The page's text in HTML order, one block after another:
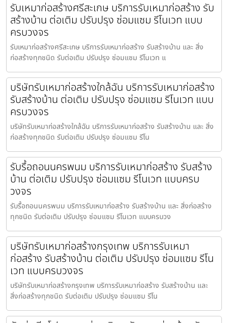
รับเหมาก่อสร้างศรีสะเกษ บริการรับเหมาก่อสร้าง รับ
สร้างบ้าน ต่อเติม ปรับปรุง ซ่อมแซม รีโนเวท แบบ
ครบวงจร
รับเหมาก่อสร้างศรีสะเกษ บริการรับเหมาก่อสร้าง รับสร้างบ้าน และ สิ่ง
ก่อสร้างทุกชนิด รับต่อเติม ปรับปรุง ซ่อมแซม รีโนเวท แ
บริษัทรับเหมาก่อสร้างใกล้ฉัน บริการรับเหมาก่อสร้าง
รับสร้างบ้าน ต่อเติม ปรับปรุง ซ่อมแซม รีโนเวท แบบ
ครบวงจร
บริษัทรับเหมาก่อสร้างใกล้ฉัน บริการรับเหมาก่อสร้าง รับสร้างบ้าน และ สิ่ง
ก่อสร้างทุกชนิด รับต่อเติม ปรับปรุง ซ่อมแซม รีโน
รับรื้อถอนนครพนม บริการรับเหมาก่อสร้าง รับสร้าง
บ้าน ต่อเติม ปรับปรุง ซ่อมแซม รีโนเวท แบบครบ
วงจร
รับรื้อถอนนครพนม บริการรับเหมาก่อสร้าง รับสร้างบ้าน และ สิ่งก่อสร้าง
ทุกชนิด รับต่อเติม ปรับปรุง ซ่อมแซม รีโนเวท แบบครบวง
บริษัทรับเหมาก่อสร้างกรุงเทพ บริการรับเหมา
ก่อสร้าง รับสร้างบ้าน ต่อเติม ปรับปรุง ซ่อมแซม รีโน
เวท แบบครบวงจร
บริษัทรับเหมาก่อสร้างกรุงเทพ บริการรับเหมาก่อสร้าง รับสร้างบ้าน และ
สิ่งก่อสร้างทุกชนิด รับต่อเติม ปรับปรุง ซ่อมแซม รีโน